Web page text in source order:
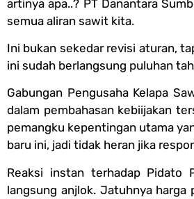
artinya apa..? PT Danantara
semua aliran sawit kita.
Ini bukan sekedar revisi aturan,
ini sudah berlangsung puluhan
Gabungan Pengusaha Kelapa
dalam pembahasan kebiijakan
pemangku kepentingan utama
baru ini, jadi tidak heran jika
Reaksi instan terhadap Pidato
langsung anjlok. Jatuhnya harga